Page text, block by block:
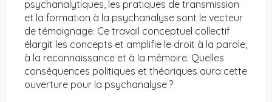
psychanalytiques, les pratiques de transmission
et la formation à la psychanalyse sont le vecteur
de témoignage. Ce travail conceptuel collectif
élargit les concepts et amplifie le droit à la parole,
à la reconnaissance et à la mémoire. Quelles
conséquences politiques et théoriques aura cette
ouverture pour la psychanalyse ?